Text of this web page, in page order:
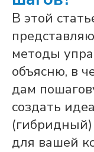
В этой
методы
объясню, в
дам
создать
для вашей